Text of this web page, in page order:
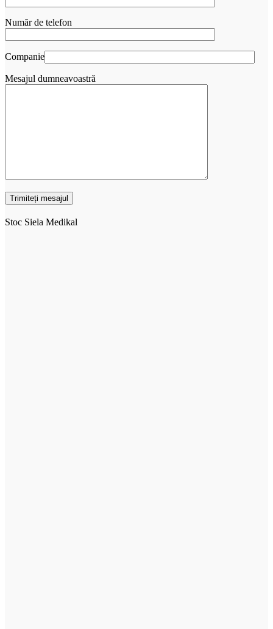
Număr de telefon
Companie
Mesajul dumneavoastră
Stoc Siela Medikal